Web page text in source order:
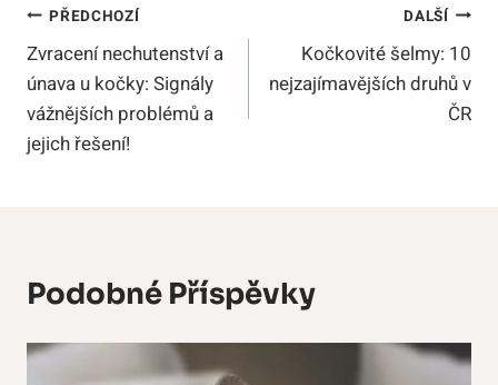
Navigace
Pro
Příspěvek
PŘEDCHOZÍ
Zvracení nechutenství a
únava u kočky: Signály
vážnějších problémů a
jejich řešení!
DALŠÍ
Kočkovité šelmy: 10
nejzajímavějších druhů v
ČR
Podobné Příspěvky